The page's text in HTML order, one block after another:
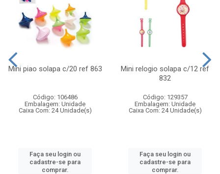
Mini piao solapa c/20 ref 863
Código: 106486
Embalagem: Unidade
Caixa Com: 24 Unidade(s)
Faça seu login ou
cadastre-se para
comprar.
Mini relogio solapa c/12 ref
832
Código: 129357
Embalagem: Unidade
Caixa Com: 24 Unidade(s)
Faça seu login ou
cadastre-se para
comprar.